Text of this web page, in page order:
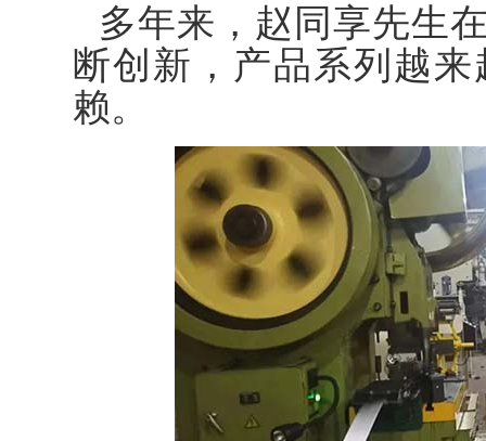
多年来，赵同享先生
断创新，产品系列越
赖。